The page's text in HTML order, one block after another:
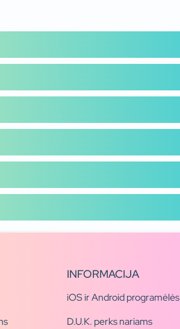
INFORMACIJA
iOS ir Android programėlės
D.U.K. perks nariams